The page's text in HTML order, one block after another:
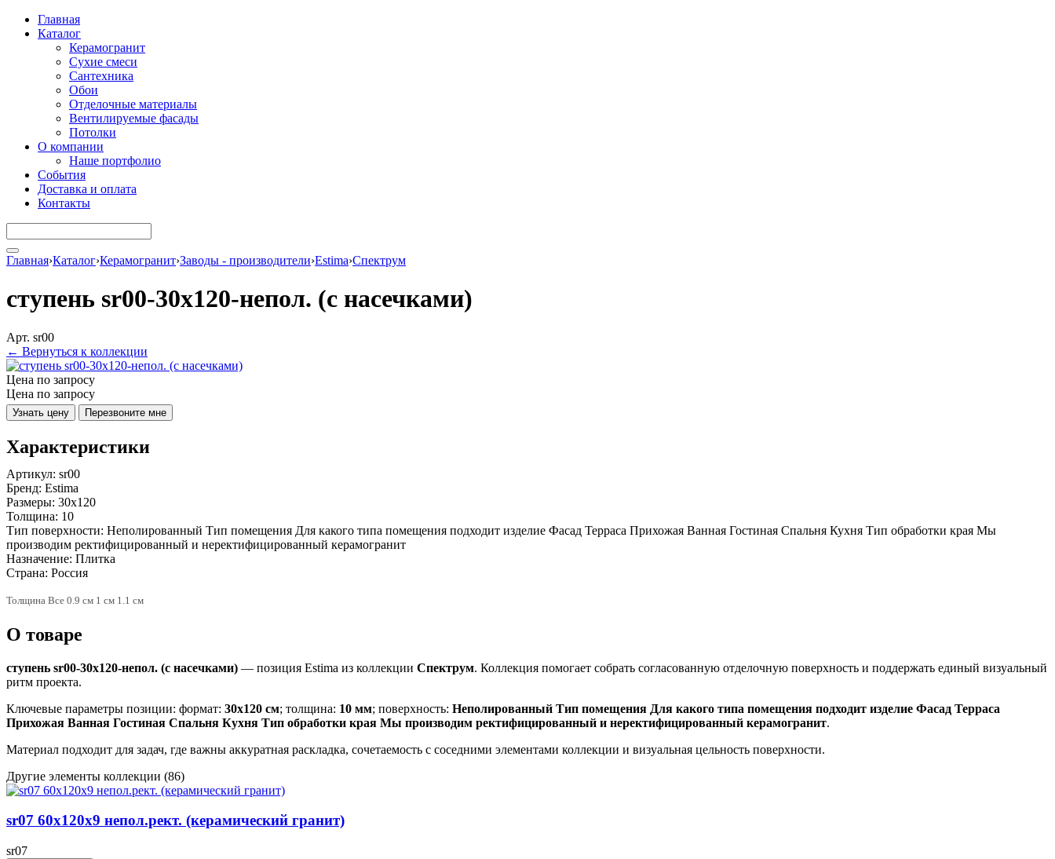
Главная
Каталог
Керамогранит
Сухие смеси
Сантехника
Обои
Отделочные материалы
Вентилируемые фасады
Потолки
О компании
Наше портфолио
События
Доставка и оплата
Контакты
Главная›Каталог›Керамогранит›Заводы - производители›Estima›Спектрум
ступень sr00-30x120-непол. (с насечками)
Арт. sr00
← Вернуться к коллекции
Цена по запросу
Цена по запросу
Узнать цену Перезвоните мне
Характеристики
Артикул: sr00
Бренд: Estima
Размеры: 30x120
Толщина: 10
Тип поверхности: Неполированный Тип помещения Для какого типа помещения подходит изделие Фасад Терраса Прихожая Ванная Гостиная Спальня Кухня Тип обработки края Мы
производим ректифицированный и неректифицированный керамогранит
Назначение: Плитка
Страна: Россия
Толщина Все 0.9 см 1 см 1.1 см
О товаре
ступень sr00-30x120-непол. (с насечками) — позиция Estima из коллекции Спектрум. Коллекция помогает собрать согласованную отделочную поверхность и поддержать единый визуальный
ритм проекта.
Ключевые параметры позиции: формат: 30x120 см; толщина: 10 мм; поверхность: Неполированный Тип помещения Для какого типа помещения подходит изделие Фасад Терраса
Прихожая Ванная Гостиная Спальня Кухня Тип обработки края Мы производим ректифицированный и неректифицированный керамогранит.
Материал подходит для задач, где важны аккуратная раскладка, сочетаемость с соседними элементами коллекции и визуальная цельность поверхности.
Другие элементы коллекции (86)
sr07 60x120х9 непол.рект. (керамический гранит)
sr07